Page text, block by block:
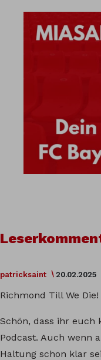
patricksaint 20.02.2025
Richmond Till We Die!
Schön, dass ihr
Podcast. Auch wenn
Haltung schon klar